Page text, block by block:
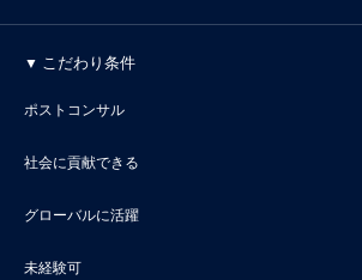
こだわり条件
ポストコンサル
社会に貢献できる
グローバルに活躍
未経験可